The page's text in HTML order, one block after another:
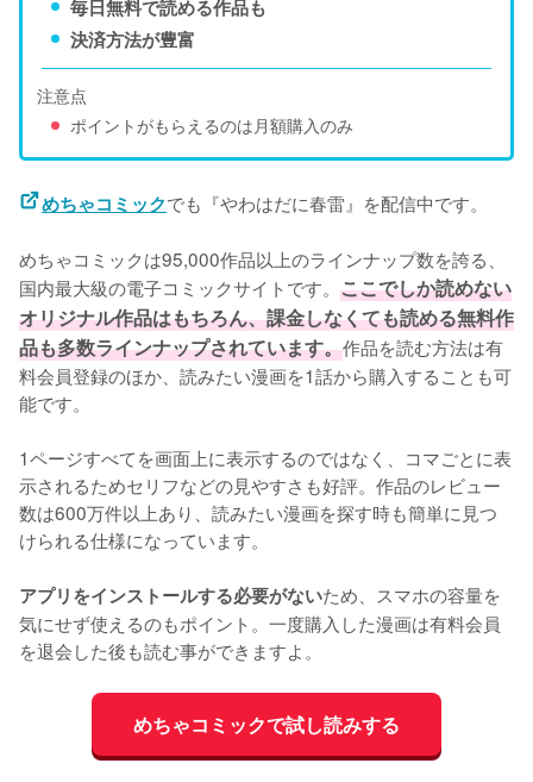
毎日無料で読める作品も
決済方法が豊富
注意点
ポイントがもらえるのは月額購入のみ
めちゃコミックでも『やわはだに春雷』を配信中です。
めちゃコミックは95,000作品以上のラインナップ数を誇る、
国内最大級の電子コミックサイトです。 ここでしか読めない
オリジナル作品はもちろん、課金しなくても読める無料作
品も多数ラインナップされています。作品を読む方法は有
料会員登録のほか、読みたい漫画を1話から購入することも可
能です。
1ページすべてを画面上に表示するのではなく、コマごとに表
示されるためセリフなどの見やすさも好評。作品のレビュー
数は600万件以上あり、読みたい漫画を探す時も簡単に見つ
けられる仕様になっています。
アプリをインストールする必要がないため、スマホの容量を
気にせず使えるのもポイント。一度購入した漫画は有料会員
を退会した後も読む事ができますよ。
めちゃコミックで試し読みする